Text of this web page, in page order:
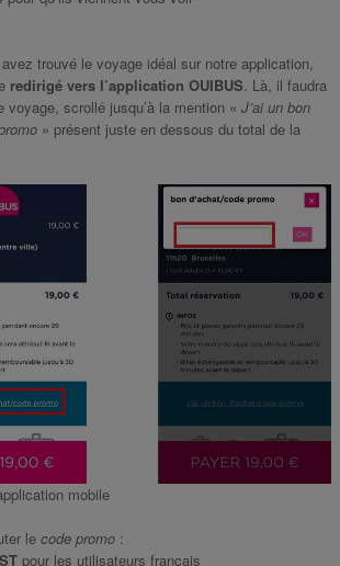
trouvé le voyage idéal sur notre application,
redirigé vers l’application OUIBUS. Là, il faudra
voyage, scrollé jusqu’à la mention « J’ai un bon
» présent juste en dessous du total de la
mobile
le code promo :
pour les utilisateurs français